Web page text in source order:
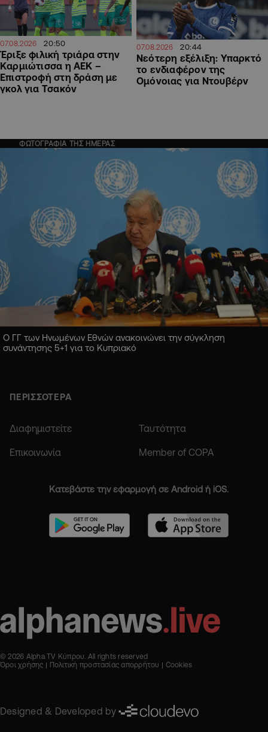
07.08.2026 20:50
Έριξε φιλική τριάρα στην
Καρμιώτισσα η ΑΕΚ –
Επιστροφή στη δράση με
γκολ για Τσακόν
07.08.2026 20:44
Νεότερη εξέλιξη: Υπαρκτό
το ενδιαφέρον της
Ομόνοιας για Ντουβέρν
ΦΩΤΟΓΡΑΦΙΑ ΤΗΣ ΗΜΕΡΑΣ
Ο ΓΓ των Ηνωμένων Εθνών ανακοινώνει την σύγκληση
συνάντησης 5+1 για το Κυπριακό
ΠΕΡΙΣΣΟΤΕΡΑ
Διαφημιστείτε Ταυτότητα
Επικοινωνία Member of COPA
Κατεβάστε την εφαρμογή σε Android ή iOS.
© 2026 Alpha TV Κύπρου. All rights reserved
Όροι χρήσης
Πολιτική προστασίας απορρήτου Cookies
Designed & Developed by